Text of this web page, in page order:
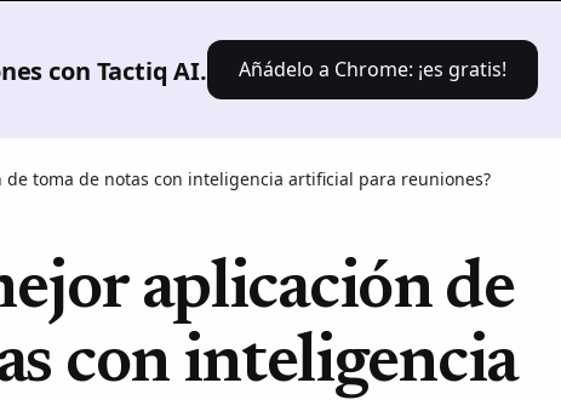
con Tactiq AI. Añádelo a Chrome: ¡es gratis!
Fijación Recursos Iniciar sesión
de toma de notas con inteligencia artificial para reuniones?
aplicación de
con inteligencia